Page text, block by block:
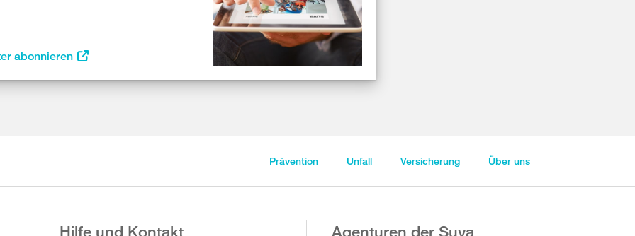
abonnieren
Prävention Unfall Versicherung Über uns
Hilfe und Kontakt Agenturen der Suva